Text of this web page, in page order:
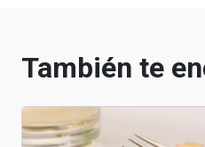
También te